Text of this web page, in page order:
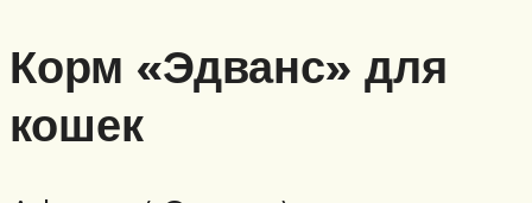
Корм «Эдванс» для
кошек